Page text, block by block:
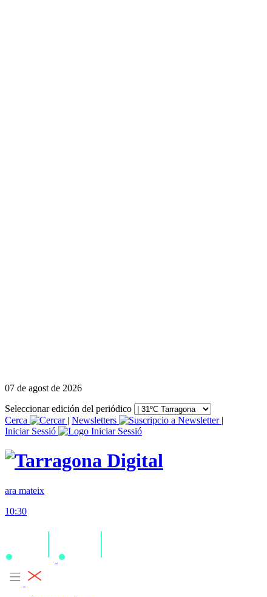
07 de agost de 2026
Seleccionar edición del periódico
Cerca
| Newsletters
|
Iniciar Sessió
ara mateix
10:30